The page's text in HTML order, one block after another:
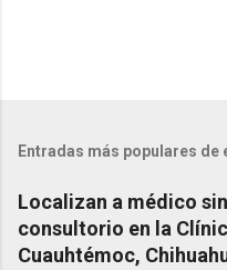
Entradas más populares de
Localizan a médico
consultorio en la
Cuauhtémoc,